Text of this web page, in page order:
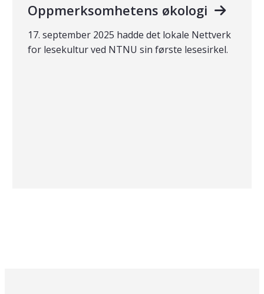
Oppmerksomhetens økologi
17. september 2025 hadde det lokale Nettverk
for lesekultur ved NTNU sin første lesesirkel.